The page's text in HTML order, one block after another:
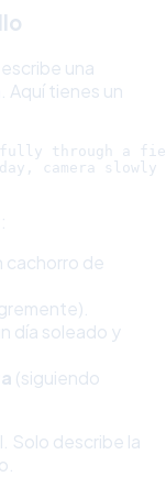
una
Aquí tienes un
through a
camera
cachorro de
día soleado y
(siguiendo
Solo describe la